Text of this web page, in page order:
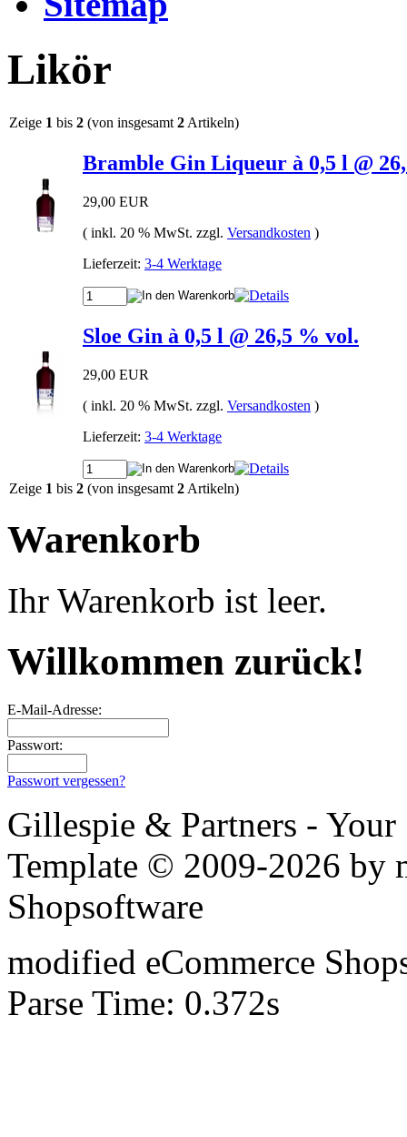
Likör
Zeige 1 bis 2 (von insgesamt 2 Artikeln)
Bramble Gin Liqueur à 0,5 l @
29,00 EUR
( inkl. 20 % MwSt. zzgl. Versandkosten )
Lieferzeit: 3-4 Werktage
Sloe Gin à 0,5 l @ 26,5 % vol.
29,00 EUR
( inkl. 20 % MwSt. zzgl. Versandkosten )
Lieferzeit: 3-4 Werktage
Zeige 1 bis 2 (von insgesamt 2 Artikeln)
Warenkorb
Ihr Warenkorb ist leer.
Willkommen zurück!
E-Mail-Adresse:
Passwort:
Passwort vergessen?
Gillespie & Partners -
Template © 2009-2026 by
Shopsoftware
modified eCommerce
Parse Time: 0.372s